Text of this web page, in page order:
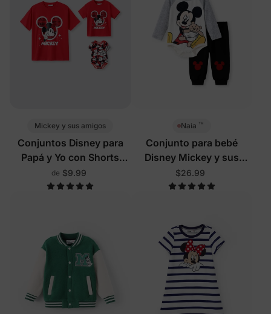
Mickey y sus amigos
Conjuntos Disney para
Papá y Yo con Shorts
Integrados y Bolsillos
de $9.99
Naia ™
Conjunto para bebé
Disney Mickey y sus
amigos de 2 piezas gris
$26.99